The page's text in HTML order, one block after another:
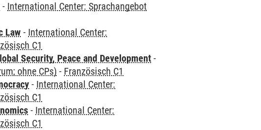
- International Center: Sprachangebot
Law - International Center:
C1
Security, Peace and Development -
ohne CPs) - Französisch C1
- International Center:
C1
- International Center:
C1